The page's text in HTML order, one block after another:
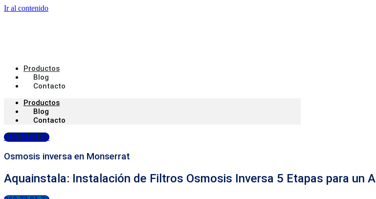
Ir al contenido
Productos
Blog
Contacto
Productos
Blog
Contacto
960 73 01 73
Osmosis inversa en Monserrat
Aquainstala: Instalación de Filtros Osmosis Inversa 5 Etapas para un